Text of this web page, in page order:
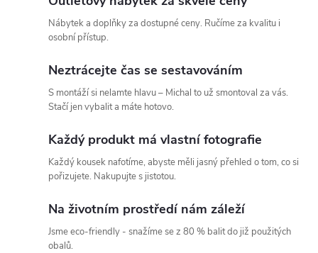
Nábytek a doplňky za dostupné ceny. Ručíme za kvalitu i
osobní přístup.
Neztrácejte čas se sestavováním
S montáží si nelamte hlavu – Michal to už smontoval za vás.
Stačí jen vybalit a máte hotovo.
Každý produkt má vlastní fotografie
Každý kousek nafotíme, abyste měli jasný přehled o tom, co si
pořizujete. Nakupujte s jistotou.
Na životním prostředí nám záleží
Jsme eco-friendly - snažíme se z 80 % balit do již použitých
obalů.